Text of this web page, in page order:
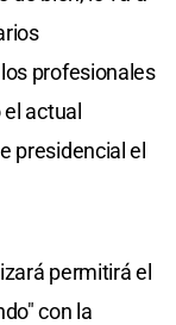
profesionales
el actual
presidencial el
permitirá el
con la